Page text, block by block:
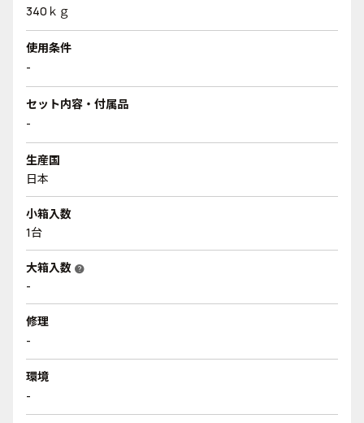
340ｋｇ
使用条件
-
セット内容・付属品
-
生産国
日本
小箱入数
1台
大箱入数 help
-
修理
-
環境
-